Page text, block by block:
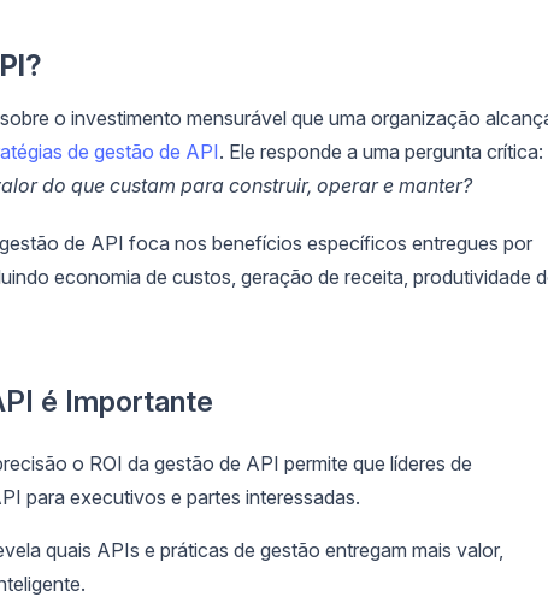
o investimento mensurável que uma organização
de gestão de API. Ele responde a uma pergunta crítica:
do que custam para construir, operar e manter?
de API foca nos benefícios específicos entregues por
economia de custos, geração de receita, produtividade
é Importante
o ROI da gestão de API permite que líderes de
para executivos e partes interessadas.
quais APIs e práticas de gestão entregam mais valor,